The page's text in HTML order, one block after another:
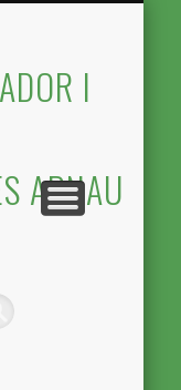
I
ARNAU